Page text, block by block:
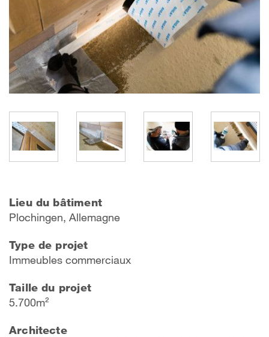
Lieu du bâtiment
Plochingen, Allemagne
Type de projet
Immeubles commerciaux
Taille du projet
5.700m²
Architecte